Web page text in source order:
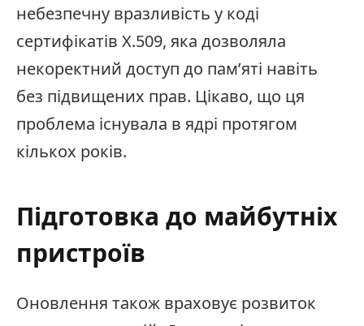
небезпечну вразливість у коді
сертифікатів X.509, яка дозволяла
некоректний доступ до пам’яті навіть
без підвищених прав. Цікаво, що ця
проблема існувала в ядрі протягом
кількох років.
Підготовка до майбутніх
пристроїв
Оновлення також враховує розвиток